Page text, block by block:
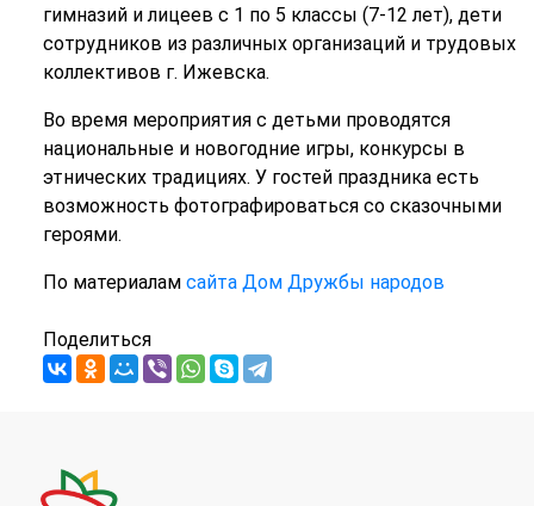
гимназий и лицеев с 1 по 5 классы (7-12 лет), дети
сотрудников из различных организаций и трудовых
коллективов г. Ижевска.
Во время мероприятия с детьми проводятся
национальные и новогодние игры, конкурсы в
этнических традициях. У гостей праздника есть
возможность фотографироваться со сказочными
героями.
По материалам сайта Дом Дружбы народов
Поделиться